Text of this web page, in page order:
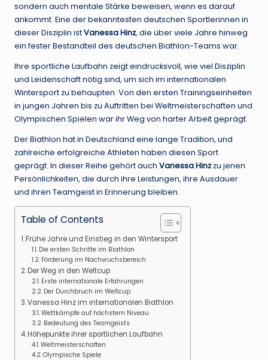
sondern auch mentale Stärke beweisen, wenn es darauf
ankommt. Eine der bekanntesten deutschen Sportlerinnen in
dieser Disziplin istVanessa Hinz, die über viele Jahre hinweg
ein fester Bestandteil des deutschen Biathlon-Teams war.
Ihre sportliche Laufbahn zeigt eindrucksvoll, wie viel Disziplin
und Leidenschaft nötig sind, um sich im internationalen
Wintersport zu behaupten. Von den ersten Trainingseinheiten
in jungen Jahren bis zu Auftritten bei Weltmeisterschaften und
Olympischen Spielen war ihr Weg von harter Arbeit geprägt.
Der Biathlon hat in Deutschland eine lange Tradition, und
zahlreiche erfolgreiche Athleten haben diesen Sport
geprägt. In dieser Reihe gehört auch Vanessa Hinz zu jenen
Persönlichkeiten, die durch ihre Leistungen, ihre Ausdauer
und ihren Teamgeist in Erinnerung bleiben.
Table of Contents
Frühe Jahre und Einstieg in den Wintersport
Die ersten Schritte im Biathlon
Förderung im Nachwuchsbereich
Der Weg in den Weltcup
Erste internationale Erfahrungen
Der Durchbruch im Weltcup
Vanessa Hinz im internationalen Biathlon
Wettkämpfe auf höchstem Niveau
Bedeutung des Teamgeists
Höhepunkte ihrer sportlichen Laufbahn
Weltmeisterschaften
Olympische Spiele